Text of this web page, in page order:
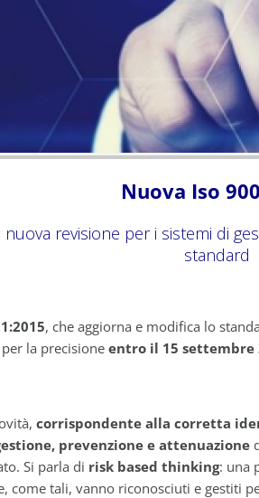
Nuova Iso
revisione per i sistemi di
standard
, che aggiorna e modifica lo
la precisione entro il 15 settembre
corrispondente alla corretta
prevenzione e attenuazione
Si parla di risk based thinking: una
come tali, vanno riconosciuti e gestiti